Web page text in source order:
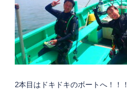
2本目はドキドキのボートへ！！！